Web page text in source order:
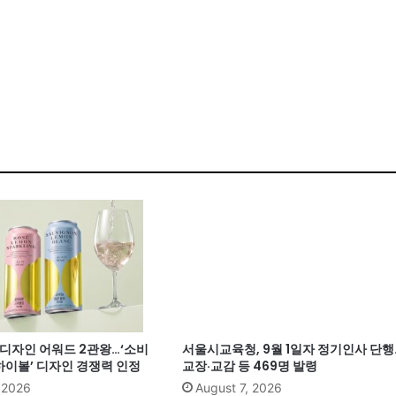
자인 어워드 2관왕…‘소비
볼’ 디자인 경쟁력 인정
서울시교육청, 9월 1일자 정기인사 단
교장·교감 등 469명 발령
August 7, 2026